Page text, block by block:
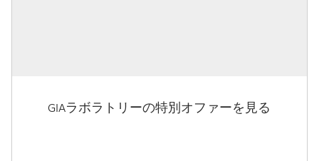
GIAラボラトリーの特別オファーを見る